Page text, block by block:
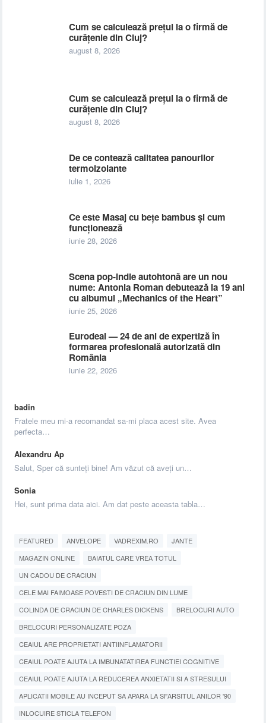
Cum se calculează prețul la o firmă de
curățenie din Cluj?
august 8, 2026
Cum se calculează prețul la o firmă de
curățenie din Cluj?
august 8, 2026
De ce contează calitatea panourilor
termoizolante
iulie 1, 2026
Ce este Masaj cu bețe bambus și cum
funcționează
iunie 28, 2026
Scena pop-indie autohtonă are un nou
nume: Antonia Roman debutează la 19 ani
cu albumul „Mechanics of the Heart”
iunie 25, 2026
Eurodeal — 24 de ani de expertiză în
formarea profesională autorizată din
România
iunie 22, 2026
badin
Fratele meu mi-a recomandat sa-mi placa acest site. Avea
perfecta…
Alexandru Ap
Salut, Sper că sunteți bine! Am văzut că aveți un…
Sonia
Hei, sunt prima data aici. Am dat peste aceasta tabla…
FEATURED ANVELOPE VADREXIM.RO
JANTE
MAGAZIN ONLINE
BAIATUL CARE VREA TOTUL
UN CADOU DE CRACIUN
CELE MAI FAIMOASE POVESTI DE CRACIUN DIN LUME
COLINDA DE CRACIUN DE CHARLES DICKENS
BRELOCURI AUTO
BRELOCURI PERSONALIZATE POZA
CEAIUL ARE PROPRIETATI ANTIINFLAMATORII
CEAIUL POATE AJUTA LA IMBUNATATIREA FUNCTIEI COGNITIVE
CEAIUL POATE AJUTA LA REDUCEREA ANXIETATII SI A STRESULUI
APLICATII MOBILE AU INCEPUT SA APARA LA SFARSITUL ANILOR '90
INLOCUIRE STICLA TELEFON